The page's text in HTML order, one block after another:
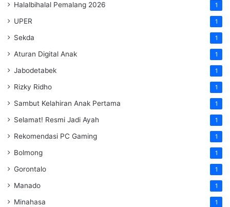
Halalbihalal Pemalang 2026 1
UPER 1
Sekda 1
Aturan Digital Anak 1
Jabodetabek 1
Rizky Ridho 1
Sambut Kelahiran Anak Pertama 1
Selamat! Resmi Jadi Ayah 1
Rekomendasi PC Gaming 1
Bolmong 1
Gorontalo 1
Manado 1
Minahasa 1